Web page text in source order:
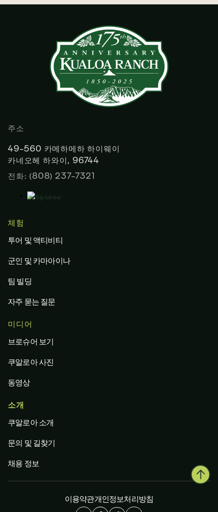
주소
49-560 카메하메하 하이웨이
카네오헤 하와이, 96744
전화: (808) 237-7321
체험
투어 및 액티비티
군인 및 카마아이나
팀 빌딩
자주 묻는 질문
미디어
브로슈어 보기
쿠알로아 사진
동영상
소개
쿠알로아 소개
문의 및 길찾기
채용 정보
이용약관개인정보처리방침